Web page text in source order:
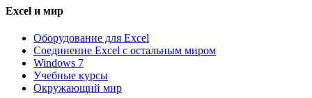
Excel и мир
Оборудование для Excel
Соединение Excel с остальным миром
Windows 7
Учебные курсы
Окружающий мир